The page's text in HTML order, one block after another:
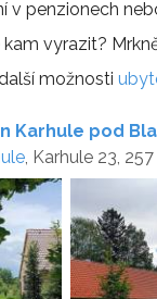
v penzionech
kam vyrazit?
možnosti
Karhule pod
, Karhule 23,